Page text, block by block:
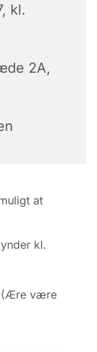
kl.
2A,
at
kl.
(Ære være